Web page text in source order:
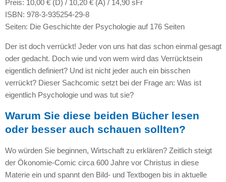
Preis: 10,00 € (D) / 10,20 € (A) / 14,90 sFr
ISBN: 978-3-935254-29-8
Seiten: Die Geschichte der Psychologie auf 176 Seiten
Der ist doch verrückt! Jeder von uns hat das schon einmal gesagt
oder gedacht. Doch wie und von wem wird das Verrücktsein
eigentlich definiert? Und ist nicht jeder auch ein bisschen
verrückt? Dieser Sachcomic setzt bei der Frage an: Was ist
eigentlich Psychologie und was tut sie?
Warum Sie diese beiden Bücher lesen
oder besser auch schauen sollten?
Wo würden Sie beginnen, Wirtschaft zu erklären? Zeitlich steigt
der Ökonomie-Comic circa 600 Jahre vor Christus in diese
Materie ein und spannt den Bild- und Textbogen bis in aktuelle